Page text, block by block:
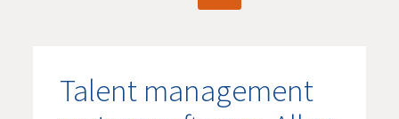
Talent management